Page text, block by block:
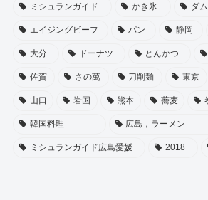
ミシュランガイド かき氷 ダム
エイジングビーフ パン 静岡
大分 ドーナツ とんかつ
佐賀 さの萬 刀削麺 東京
山口 岩国 熊本 蕎麦
韓国料理 広島，ラーメン
ミシュランガイド広島愛媛 2018